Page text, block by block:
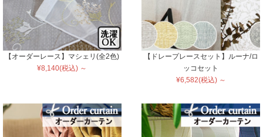
【オーダーレース】マシェリ(全2色)
¥8,140(税込) ～
【ドレープレースセット】ルーナ/ロ
ッコセット
¥6,582(税込) ～